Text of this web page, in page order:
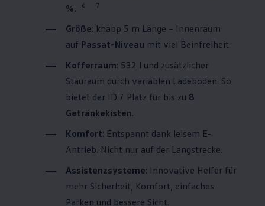
%.
6 7
Größe: knapp 5 m Länge – Innenraum
auf Passat-Niveau mit viel Beinfreiheit.
Kofferraum: 532 l und zusätzlicher
Stauraum durch variablen Ladeboden. So
bietet der ID.7 Platz für bis zu 8
Getränkekisten.
Komfort: Entspannt dank leisem E-
Antrieb. Nicht nur auf der Langstrecke.
Assistenzsysteme: Innovative Helfer für
mehr Sicherheit, Komfort, einfaches
Parken und bessere Sicht.